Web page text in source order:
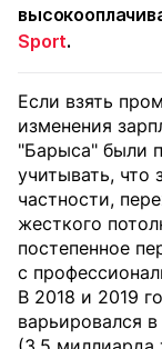
Sport.
Если взять
изменения
"Барыса" были
учитывать, что
частности,
жесткого
постепенное
с
В 2018 и 2019
варьировался